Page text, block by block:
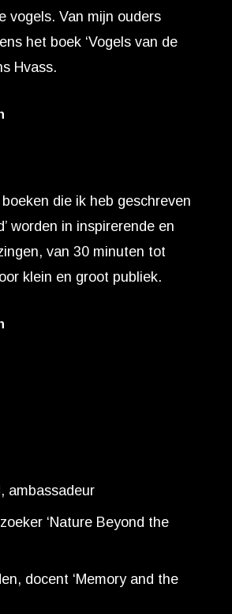
vogels. Van mijn ouders
het boek ‘Vogels van de
Hvass.
die ik heb geschreven
worden in inspirerende en
van 30 minuten tot
klein en groot publiek.
ambassadeur
‘Nature Beyond the
docent ‘Memory and the